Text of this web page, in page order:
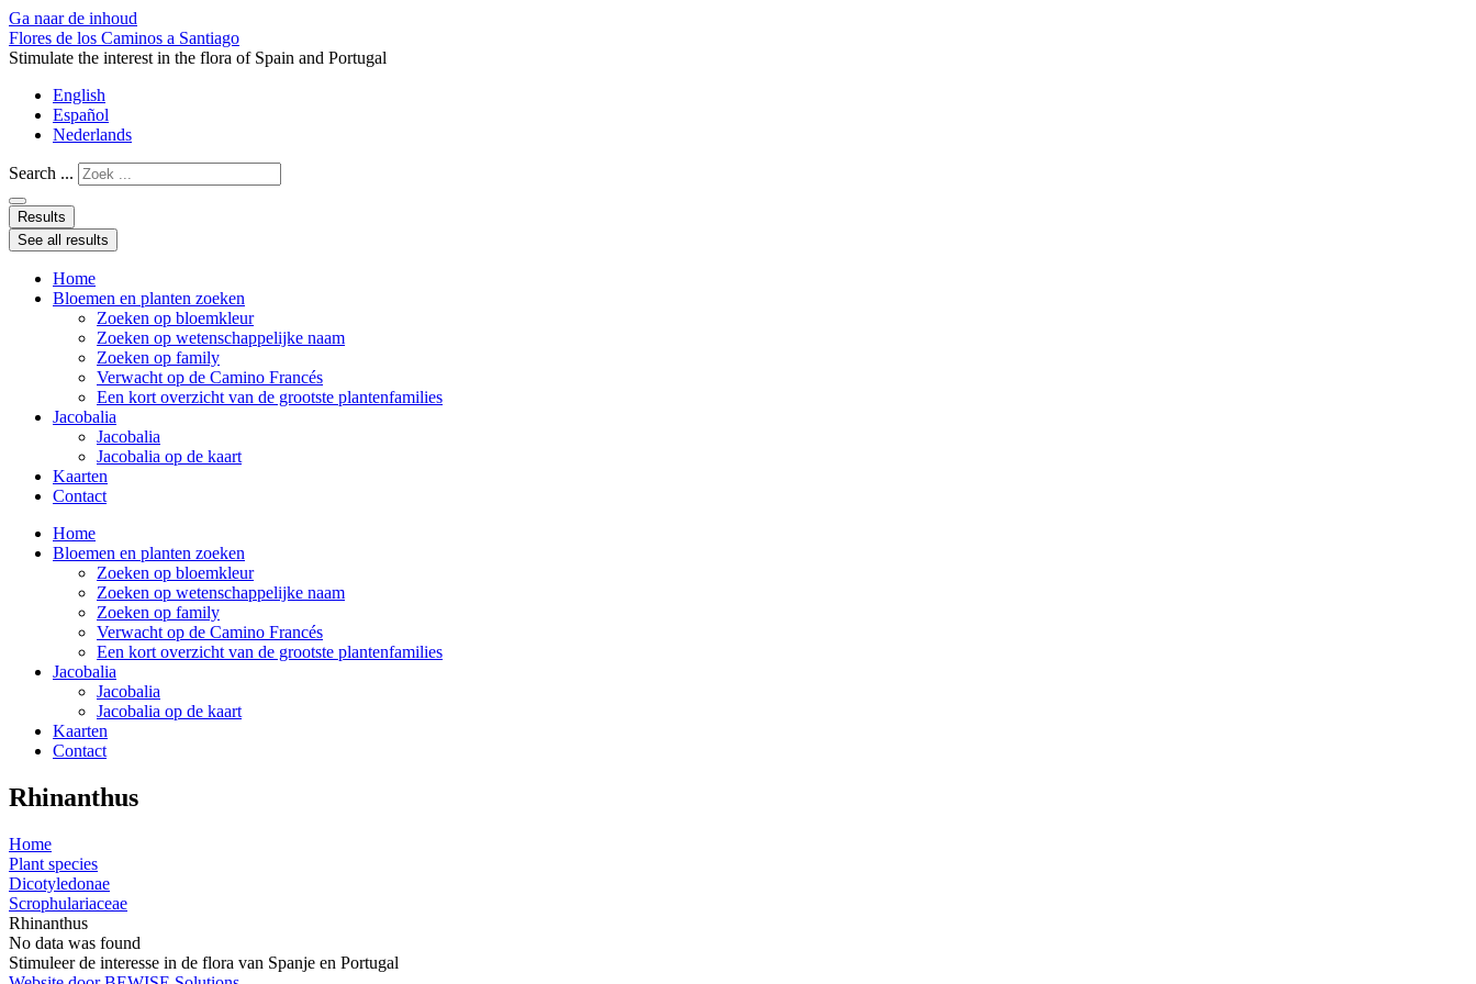
Ga naar de inhoud
Flores de los Caminos a Santiago
Stimulate the interest in the flora of Spain and Portugal
English
Español
Nederlands
Search ...
Results
See all results
Home
Bloemen en planten zoeken
Zoeken op bloemkleur
Zoeken op wetenschappelijke naam
Zoeken op family
Verwacht op de Camino Francés
Een kort overzicht van de grootste plantenfamilies
Jacobalia
Jacobalia
Jacobalia op de kaart
Kaarten
Contact
Home
Bloemen en planten zoeken
Zoeken op bloemkleur
Zoeken op wetenschappelijke naam
Zoeken op family
Verwacht op de Camino Francés
Een kort overzicht van de grootste plantenfamilies
Jacobalia
Jacobalia
Jacobalia op de kaart
Kaarten
Contact
Rhinanthus
Home
Plant species
Dicotyledonae
Scrophulariaceae
Rhinanthus
No data was found
Stimuleer de interesse in de flora van Spanje en Portugal